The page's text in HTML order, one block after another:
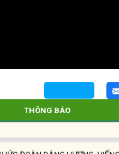
THÔNG BÁO
XÃ CƯ M’GAR: SƠ KẾT CÔNG
KIỆN TOÀN TỔ CHỨC CHI HỘI
ĐOÀN DÂNG HƯƠNG,